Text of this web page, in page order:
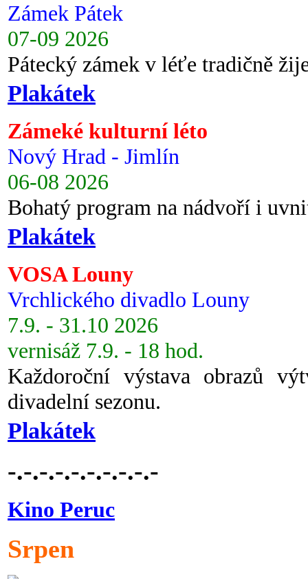
Zámek Pátek
07-09 2026
Pátecký zámek v léťe tradičně
Plakátek
Zámeké kulturní léto
Nový Hrad - Jimlín
06-08 2026
Bohatý program na nádvoří i
Plakátek
VOSA Louny
Vrchlického divadlo Louny
7.9. - 31.10 2026
vernisáž 7.9. - 18 hod.
Každoroční výstava obrazů
divadelní sezonu.
Plakátek
-.-.-.-.-.-.-.-.-.-
Kino Peruc
Srpen